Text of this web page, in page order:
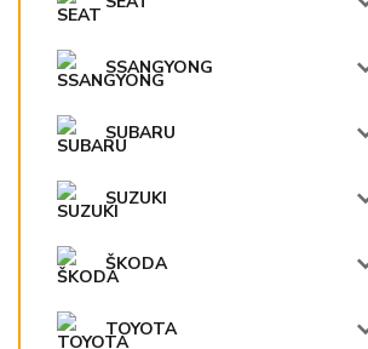
SSANGYONG
SUBARU
SUZUKI
ŠKODA
TOYOTA